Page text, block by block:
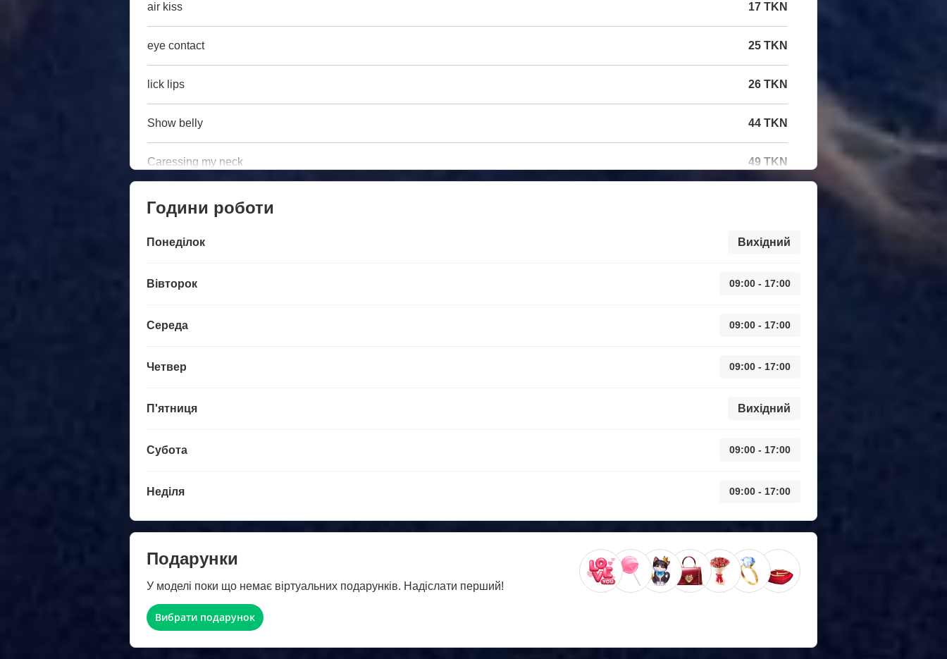
air kiss 17 TKN
eye contact 25 TKN
lick lips 26 TKN
Show belly 44 TKN
Caressing my neck 49 TKN
Години роботи
Понеділок Вихідний
Вівторок 09:00 - 17:00
Середа 09:00 - 17:00
Четвер 09:00 - 17:00
П'ятниця Вихідний
Субота 09:00 - 17:00
Неділя 09:00 - 17:00
Подарунки
У моделі поки що немає віртуальних подарунків. Надіслати перший!
Вибрати подарунок